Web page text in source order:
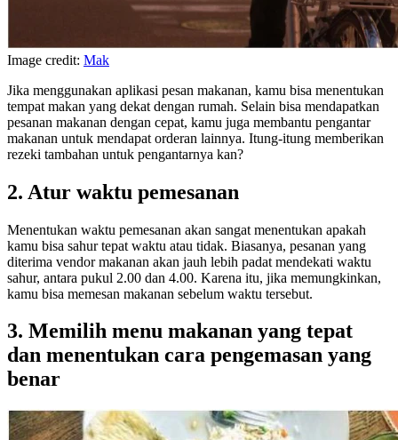
Image credit: Mak
Jika menggunakan aplikasi pesan makanan, kamu bisa menentukan
tempat makan yang dekat dengan rumah. Selain bisa mendapatkan
pesanan makanan dengan cepat, kamu juga membantu pengantar
makanan untuk mendapat orderan lainnya. Itung-itung memberikan
rezeki tambahan untuk pengantarnya kan?
2. Atur waktu pemesanan
Menentukan waktu pemesanan akan sangat menentukan apakah
kamu bisa sahur tepat waktu atau tidak. Biasanya, pesanan yang
diterima vendor makanan akan jauh lebih padat mendekati waktu
sahur, antara pukul 2.00 dan 4.00. Karena itu, jika memungkinkan,
kamu bisa memesan makanan sebelum waktu tersebut.
3. Memilih menu makanan yang tepat
dan menentukan cara pengemasan yang
benar